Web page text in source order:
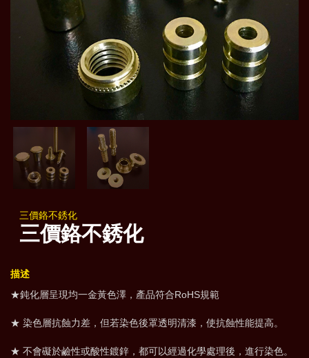
三價鉻不銹化
三價鉻不銹化
描述
★鈍化層呈現均一金黃色澤，產品符合RoHS規範
★ 染色層抗蝕力差，但若染色後罩透明清漆，使抗蝕性能提高。
★ 不會礙於鹼性或酸性鍍鋅，都可以經過化學處理後，進行染色。